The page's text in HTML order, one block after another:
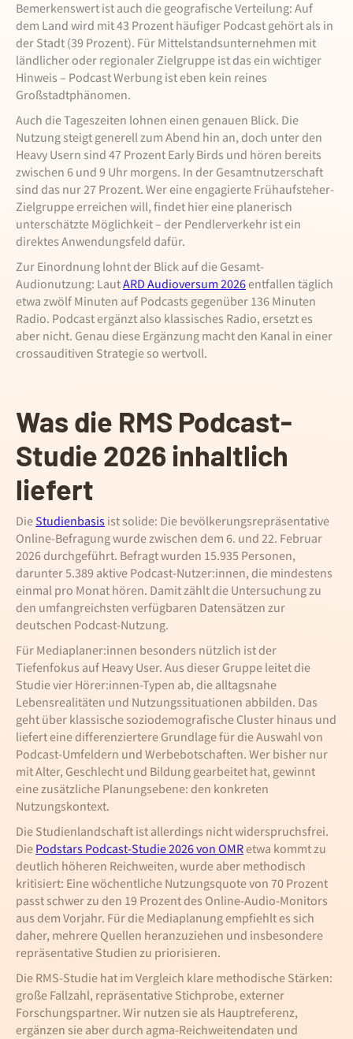
Bemerkenswert ist auch die geografische Verteilung: Auf
dem Land wird mit 43 Prozent häufiger Podcast gehört als in
der Stadt (39 Prozent). Für Mittelstandsunternehmen mit
ländlicher oder regionaler Zielgruppe ist das ein wichtiger
Hinweis – Podcast Werbung ist eben kein reines
Großstadtphänomen.
Auch die Tageszeiten lohnen einen genauen Blick. Die
Nutzung steigt generell zum Abend hin an, doch unter den
Heavy Usern sind 47 Prozent Early Birds und hören bereits
zwischen 6 und 9 Uhr morgens. In der Gesamtnutzerschaft
sind das nur 27 Prozent. Wer eine engagierte Frühaufsteher-
Zielgruppe erreichen will, findet hier eine planerisch
unterschätzte Möglichkeit – der Pendlerverkehr ist ein
direktes Anwendungsfeld dafür.
Zur Einordnung lohnt der Blick auf die Gesamt-
Audionutzung: LautARD Audioversum 2026entfallen täglich
etwa zwölf Minuten auf Podcasts gegenüber 136 Minuten
Radio. Podcast ergänzt also klassisches Radio, ersetzt es
aber nicht. Genau diese Ergänzung macht den Kanal in einer
crossauditiven Strategie so wertvoll.
Was die RMS Podcast-
Studie 2026 inhaltlich
liefert
DieStudienbasisist solide: Die bevölkerungsrepräsentative
Online-Befragung wurde zwischen dem 6. und 22. Februar
2026 durchgeführt. Befragt wurden 15.935 Personen,
darunter 5.389 aktive Podcast-Nutzer:innen, die mindestens
einmal pro Monat hören. Damit zählt die Untersuchung zu
den umfangreichsten verfügbaren Datensätzen zur
deutschen Podcast-Nutzung.
Für Mediaplaner:innen besonders nützlich ist der
Tiefenfokus auf Heavy User. Aus dieser Gruppe leitet die
Studie vier Hörer:innen-Typen ab, die alltagsnahe
Lebensrealitäten und Nutzungssituationen abbilden. Das
geht über klassische soziodemografische Cluster hinaus und
liefert eine differenziertere Grundlage für die Auswahl von
Podcast-Umfeldern und Werbebotschaften. Wer bisher nur
mit Alter, Geschlecht und Bildung gearbeitet hat, gewinnt
eine zusätzliche Planungsebene: den konkreten
Nutzungskontext.
Die Studienlandschaft ist allerdings nicht widerspruchsfrei.
DiePodstars Podcast-Studie 2026 von OMRetwa kommt zu
deutlich höheren Reichweiten, wurde aber methodisch
kritisiert: Eine wöchentliche Nutzungsquote von 70 Prozent
passt schwer zu den 19 Prozent des Online-Audio-Monitors
aus dem Vorjahr. Für die Mediaplanung empfiehlt es sich
daher, mehrere Quellen heranzuziehen und insbesondere
repräsentative Studien zu priorisieren.
Die RMS-Studie hat im Vergleich klare methodische Stärken:
große Fallzahl, repräsentative Stichprobe, externer
Forschungspartner. Wir nutzen sie als Hauptreferenz,
ergänzen sie aber durch agma-Reichweitendaten und